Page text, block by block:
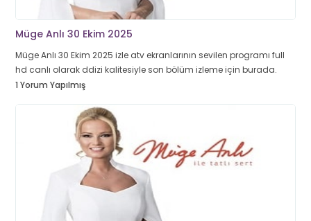
Müge Anlı 30 Ekim 2025
Müge Anlı 30 Ekim 2025 izle atv ekranlarının sevilen programı full
hd canlı olarak ddizi kalitesiyle son bölüm izleme için burada.
1 Yorum Yapılmış